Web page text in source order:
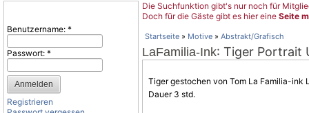
Benutzername: *
Passwort: *
Registrieren
Die Suchfunktion gibt's nur noch für
Doch für die Gäste gibt es hier eine Seite
Startseite » Motive » Abstrakt/Grafisch
LaFamilia-Ink: Tiger Portrait
Tiger gestochen von Tom La Familia-ink
Dauer 3 std.